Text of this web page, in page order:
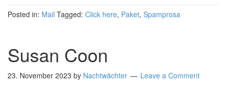
Posted in: Mail Tagged: Click here, Paket, Spamprosa
Susan Coon
23. November 2023 by Nachtwächter Leave a Comment